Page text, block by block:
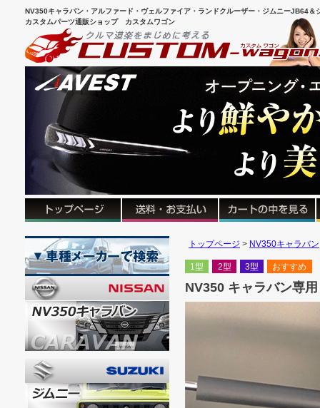
NV350キャラバン・アルファード・ヴェルファイア・ランドクルーザー・ジムニーJB64
カスタムパーツ通販ショップ カスタムワゴン
トップページ NV350キャラバン
1型 2型 3型 おすすめ
NV350 キャラバン専